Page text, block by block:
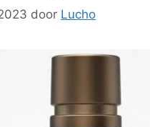
door Lucho